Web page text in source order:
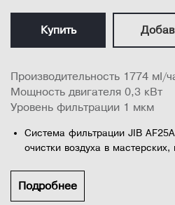
Купить
Производительность 1774 м²/
Мощность двигателя 0,3 кВт
Уровень фильтрации 1 мкм
Система фильтрации JIB
очистки воздуха в мастерских,
Предусмотренно 3 режима
1193, 1774 м²/час
Подробнее